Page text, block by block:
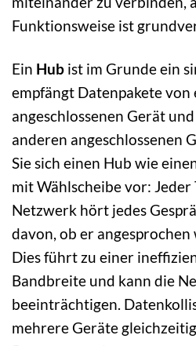
Funktionsweise ist
Ein Hub ist im Grunde ein
empfängt Datenpakete von
angeschlossenen Gerät
anderen angeschlossenen
Sie sich einen Hub wie
mit Wählscheibe vor: Jeder
Netzwerk hört jedes
davon, ob er
Dies führt zu einer
Bandbreite und kann die
beeinträchtigen.
mehrere Geräte